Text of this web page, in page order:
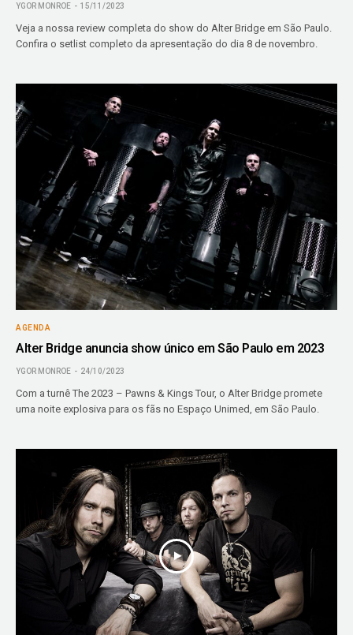
YGOR MONROE 15/11/2023
Veja a nossa review completa do show do Alter Bridge em São Paulo.
Confira o setlist completo da apresentação do dia 8 de novembro.
AGENDA
Alter Bridge anuncia show único em São Paulo em 2023
YGOR MONROE 24/10/2023
Com a turnê The 2023 – Pawns & Kings Tour, o Alter Bridge promete
uma noite explosiva para os fãs no Espaço Unimed, em São Paulo.